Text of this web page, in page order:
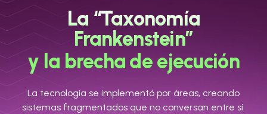
La “Taxonomía
Frankenstein”
y la brecha de ejecución
La tecnología se implementó por áreas, creando
sistemas fragmentados que no conversan entre sí.